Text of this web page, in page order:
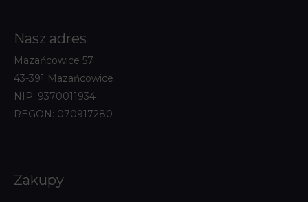
Nasz adres
Mazańcowice 57
43-391 Mazańcowice
NIP: 9370011934
REGON: 070917280
Zakupy